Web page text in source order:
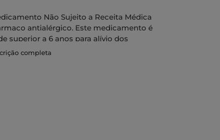
Não Sujeito a Receita Médica
antialérgico. Este medicamento é
superior a 6 anos para alívio dos
sazonal e perene e no alívio dos
completa